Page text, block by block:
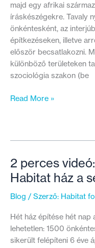
majd egy afrikai
íráskészégekre. Tavaly
önkéntesként, az
építkezéseken, illetve
először becsatlakozni.
különböző területeken
szociológia szakon (be
„Egy
ha
van
hova
hazamenni”
Nőnapi
interjú
Rihay
Read More »
2 perces
Habitat ház a
Blog / Szerző: Habitat
Hét ház építése hét nap
lehetetlen: 1500
sikerült felépíteni 6 éve